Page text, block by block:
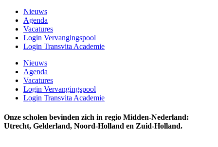
Nieuws
Agenda
Vacatures
Login Vervangingspool
Login Transvita Academie
Nieuws
Agenda
Vacatures
Login Vervangingspool
Login Transvita Academie
Onze scholen bevinden zich in regio Midden-Nederland:
Utrecht, Gelderland, Noord-Holland en Zuid-Holland.